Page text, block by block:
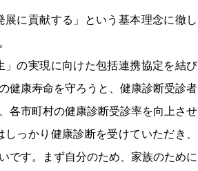
に貢献する」という基本理念に徹し
の実現に向けた包括連携協定を結び
健康寿命を守ろうと、健康診断受診者
各市町村の健康診断受診率を向上させ
っかり健康診断を受けていただき、
です。まず自分のため、家族のために